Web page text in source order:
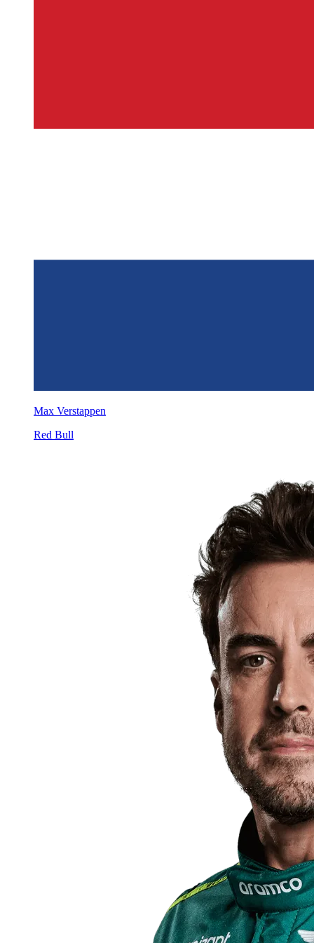
Max Verstappen
Red Bull